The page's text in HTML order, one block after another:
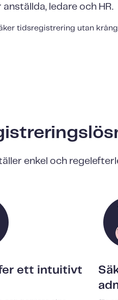
ledare och HR.
tidsregistrering utan
enkel och
ett intuitivt